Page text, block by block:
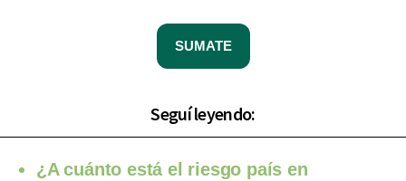
SUMATE
Seguí leyendo:
¿A cuánto está el riesgo país en